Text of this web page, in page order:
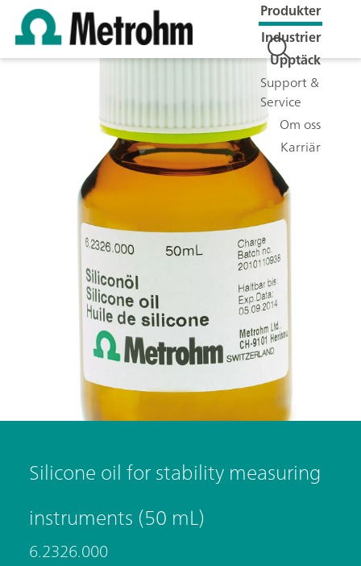
Produkter
Industrier
Upptäck
Support &
Service
Om oss
Karriär
Silicone oil for stability measuring
instruments (50 mL)
6.2326.000